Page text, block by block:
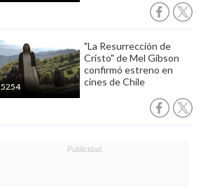
5254
"La Resurrección de
Cristo" de Mel Gibson
confirmó estreno en
cines de Chile